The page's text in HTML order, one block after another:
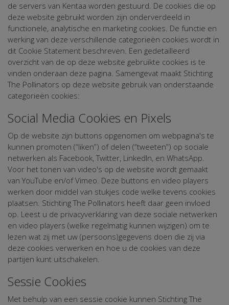
de servers van Kentaa worden gestuurd. De cookies die op
deze website gebruikt worden zijn onderverdeeld in
functionele, analytische en marketing cookies. De functie en
werking van deze verschillende categorieën cookies wordt in
dit Cookie Statement beschreven. Een gedetailleerd
overzicht van de op deze website gebruikte cookies is te
vinden onderaan deze pagina. Samengevat maakt Stichting
The Pollinators op deze website gebruik van onderstaande
categorieën cookies:
Social Media Cookies en Pixels
Op de website zijn buttons opgenomen om webpagina's te
kunnen promoten (“liken”) of delen (“tweeten”) op sociale
netwerken als Facebook, Twitter, LinkedIn, en WhatsApp.
Voor het tonen van video's op de website wordt gemaakt
van YouTube en/of Vimeo. Deze buttons en video players
werken door middel van stukjes code welke tevens cookies
plaatsen. Stichting The Pollinators heeft daar geen invloed
op. Leest u de privacyverklaring van deze sociale netwerken
en video players (welke regelmatig kunnen wijzigen) om te
lezen wat zij met uw (persoons)gegevens doen die zij via
deze cookies verwerken en hoe u de cookies van deze
partijen kunt uitschakelen.
Sessie Cookies
Met behulp van een sessie cookie kunnen Stichting The